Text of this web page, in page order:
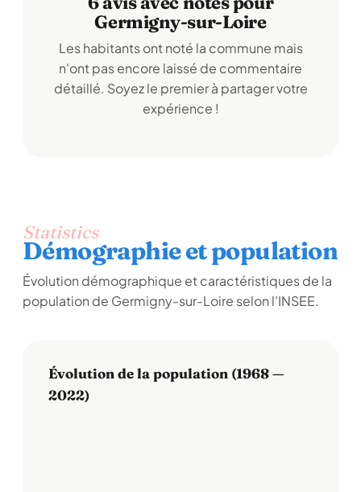
Germigny-sur-Loire
Les habitants ont noté la commune mais
n'ont pas encore laissé de commentaire
détaillé. Soyez le premier à partager votre
expérience !
Statistics
Démographie et population
Évolution démographique et caractéristiques de la
population de Germigny-sur-Loire selon l'INSEE.
Évolution de la population (1968 —
2022)